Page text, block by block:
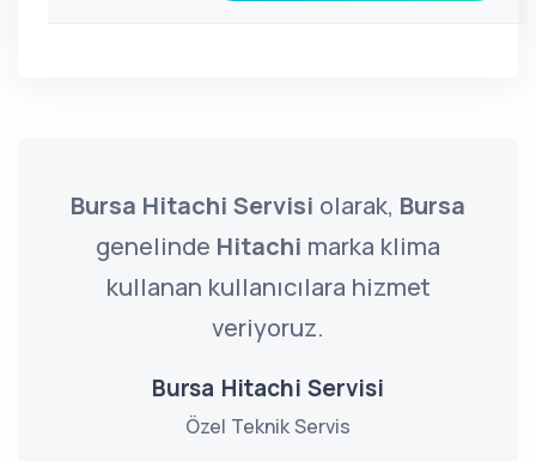
Bursa Hitachi Servisi olarak, Bursa
genelinde Hitachi marka klima
kullanan kullanıcılara hizmet
veriyoruz.
Bursa Hitachi Servisi
Özel Teknik Servis